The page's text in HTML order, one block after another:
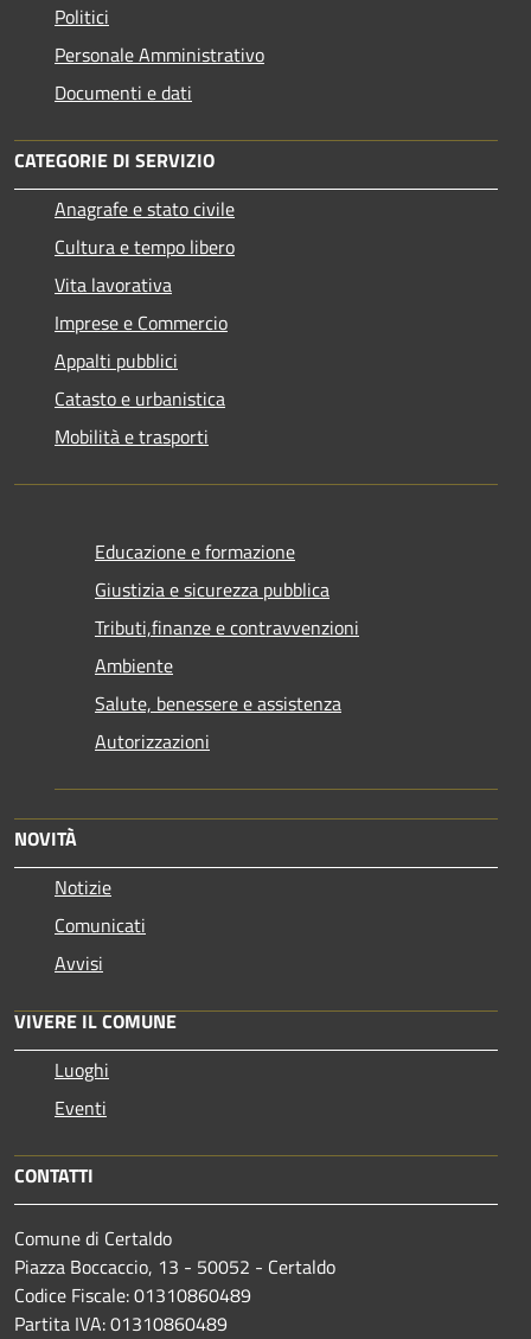
Politici
Personale Amministrativo
Documenti e dati
CATEGORIE DI SERVIZIO
Anagrafe e stato civile
Cultura e tempo libero
Vita lavorativa
Imprese e Commercio
Appalti pubblici
Catasto e urbanistica
Mobilità e trasporti
Educazione e formazione
Giustizia e sicurezza pubblica
Tributi,finanze e contravvenzioni
Ambiente
Salute, benessere e assistenza
Autorizzazioni
NOVITÀ
Notizie
Comunicati
Avvisi
VIVERE IL COMUNE
Luoghi
Eventi
CONTATTI
Comune di Certaldo
Piazza Boccaccio, 13 - 50052 - Certaldo
Codice Fiscale: 01310860489
Partita IVA: 01310860489